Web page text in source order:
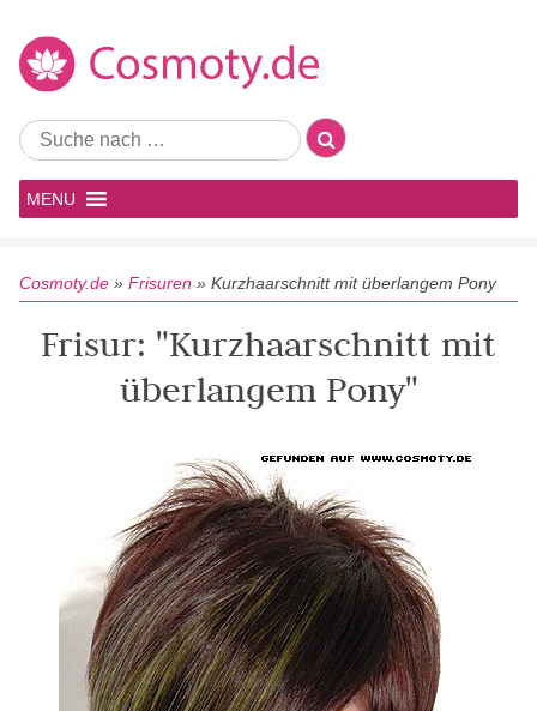
MENU
Cosmoty.de » Frisuren » Kurzhaarschnitt mit überlangem Pony
Frisur: "Kurzhaarschnitt mit
überlangem Pony"